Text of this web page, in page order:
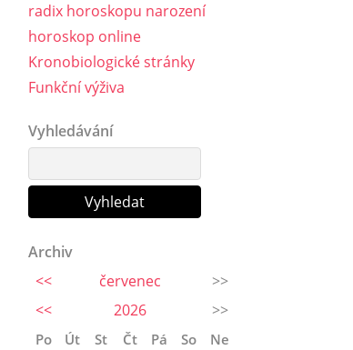
radix horoskopu narození
horoskop online
Kronobiologické stránky
Funkční výživa
Vyhledávání
Archiv
<<
červenec
>>
<<
2026 >>
Po Út St Čt Pá So Ne